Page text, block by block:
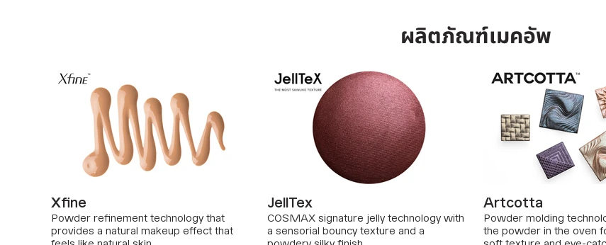
ผลิตภัณฑ์เมคอัพ
Xfine
Powder refinement technology that
provides a natural makeup effect that
JellTex
COSMAX signature jelly technology with
a sensorial bouncy texture and a
Artcotta
Powder molding
the powder in the oven